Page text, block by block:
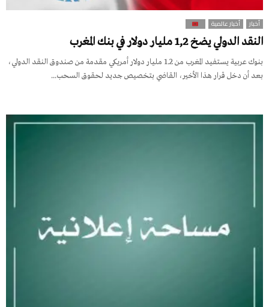
أخبار أخبار عالمية
النقد الدولي يضخ 1,2 مليار دولار في بنك المغرب
بنوك عربية يستفيد المغرب من 1.2 مليار دولار أمريكي مقدمة من صندوق النقد الدولي،
بعد أن دخل قرار هذا الأخير، القاضي بتخصيص جديد لحقوق السحب...